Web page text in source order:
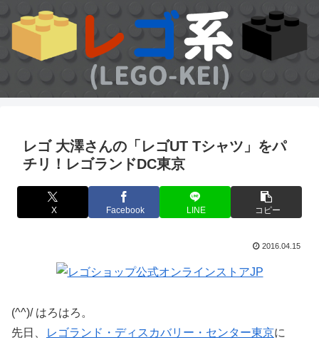
レゴ 大澤さんの「レゴUT Tシャツ」をパ
チリ！レゴランドDC東京
X Facebook LINE コピー
2016.04.15
(^^)/ はろはろ。
先日、
レゴランド・ディスカバリー・センター東京に